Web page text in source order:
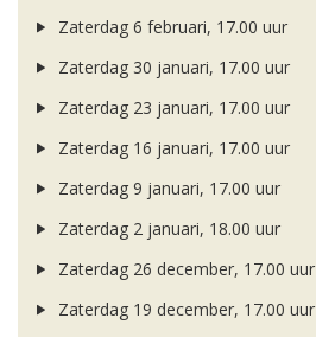
Zaterdag 6 februari, 17.00 uur
Zaterdag 30 januari, 17.00 uur
Zaterdag 23 januari, 17.00 uur
Zaterdag 16 januari, 17.00 uur
Zaterdag 9 januari, 17.00 uur
Zaterdag 2 januari, 18.00 uur
Zaterdag 26 december, 17.00 uur
Zaterdag 19 december, 17.00 uur